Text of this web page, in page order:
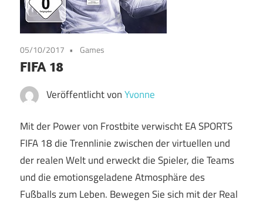
05/10/2017 Games
FIFA 18
Veröffentlicht vonYvonne
Mit der Power von Frostbite verwischt EA SPORTS
FIFA 18 die Trennlinie zwischen der virtuellen und
der realen Welt und erweckt die Spieler, die Teams
und die emotionsgeladene Atmosphäre des
Fußballs zum Leben. Bewegen Sie sich mit der Real